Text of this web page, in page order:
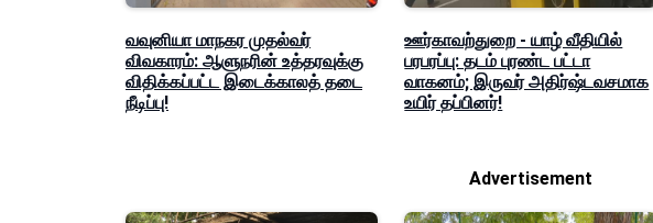
வவுனியா மாநகர முதல்வர்
விவகாரம்: ஆளுநரின் உத்தரவுக்கு
விதிக்கப்பட்ட இடைக்காலத் தடை
நீடிப்பு!
ஊர்காவற்துறை - யாழ் வீதியில்
பரபரப்பு: தடம் புரண்ட பட்டா
வாகனம்; இருவர் அதிர்ஷ்டவசமாக
உயிர் தப்பினர்!
Advertisement